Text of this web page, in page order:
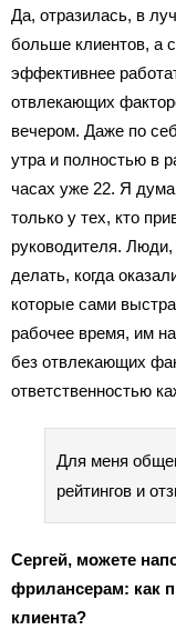
Да, отразилась, в
больше клиентов, а
эффективнее
отвлекающих
вечером. Даже по
утра и полностью в
часах уже 22. Я
только у тех, кто
руководителя.
делать, когда
которые сами
рабочее время, им
без отвлекающих
ответственностью
Для меня
рейтингов и
Сергей, можете
фрилансерам: как
клиента?